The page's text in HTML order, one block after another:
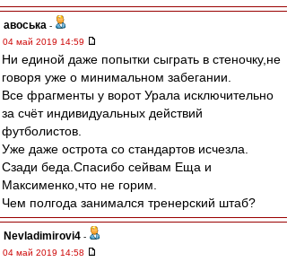
авоська -
04 май 2019 14:59
Ни единой даже попытки сыграть в стеночку,не
говоря уже о минимальном забегании.
Все фрагменты у ворот Урала исключительно
за счёт индивидуальных действий
футболистов.
Уже даже острота со стандартов исчезла.
Сзади беда.Спасибо сейвам Еща и
Максименко,что не горим.
Чем полгода занимался тренерский штаб?
Nevladimirovi4 -
04 май 2019 14:58